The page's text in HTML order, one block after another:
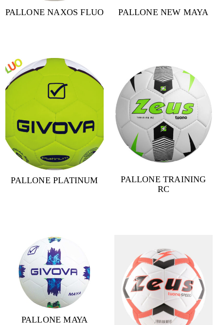
PALLONE NAXOS FLUO PALLONE NEW MAYA
PALLONE PLATINUM
PALLONE TRAINING
RC
PALLONE ΜΑΥΑ